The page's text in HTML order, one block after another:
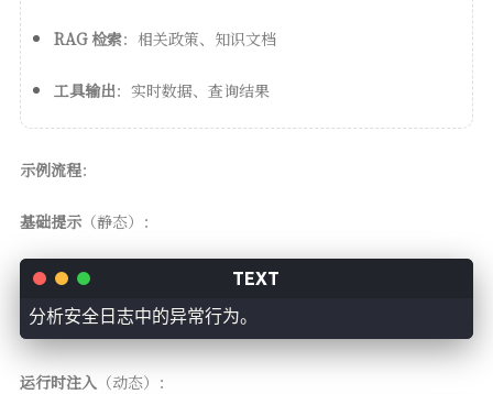
RAG 检索：相关政策、知识文档
工具输出：实时数据、查询结果
示例流程：
基础提示（静态）：
分析安全日志中的异常行为。
运行时注入 （动态）：